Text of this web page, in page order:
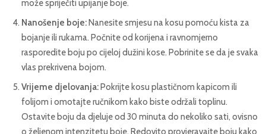
može spriječiti upijanje boje.
Nanošenje boje:Nanesite smjesu na kosu pomoću kista za
bojanje ili rukama. Počnite od korijena i ravnomjerno
rasporedite boju po cijeloj dužini kose. Pobrinite se da je svaka
vlas prekrivena bojom.
Vrijeme djelovanja:Pokrijte kosu plastičnom kapicom ili
folijom i omotajte ručnikom kako biste održali toplinu.
Ostavite boju da djeluje od 30 minuta do nekoliko sati, ovisno
o željenom intenzitetu boje. Redovito provjeravajte boju kako